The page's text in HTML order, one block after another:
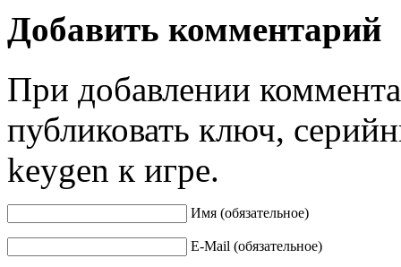
Добавить комментарий
При добавлении
публиковать ключ,
keygen к игре.
Имя (обязательное)
E-Mail (обязательное)